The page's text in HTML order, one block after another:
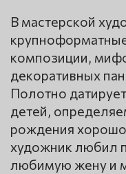
В мастерской
композиции,
декоративных
Полотно
детей,
рождения
художник любил
любимую жену и